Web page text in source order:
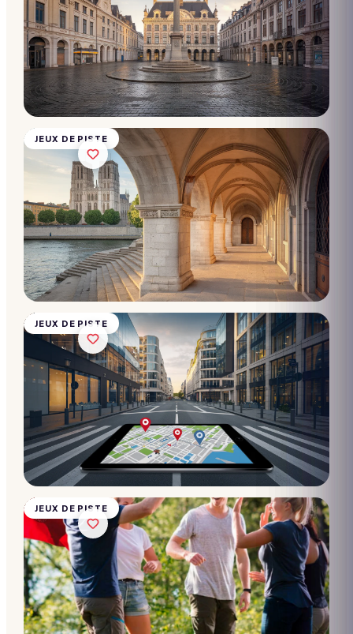
JEUX DE PISTE
Chasse
au trésor
- Vieux
Lyon
10 → 2 000
participants
Dès
JEUX DE PISTE
Chasse
au trésor
IPAD
10 → 2 000
participants
Dès
JEUX DE PISTE
City
Express
10 → 2 000
participants
Dès
Rallye en
Batobus